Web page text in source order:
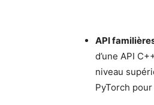
API
d’une API
niveau
PyTorch